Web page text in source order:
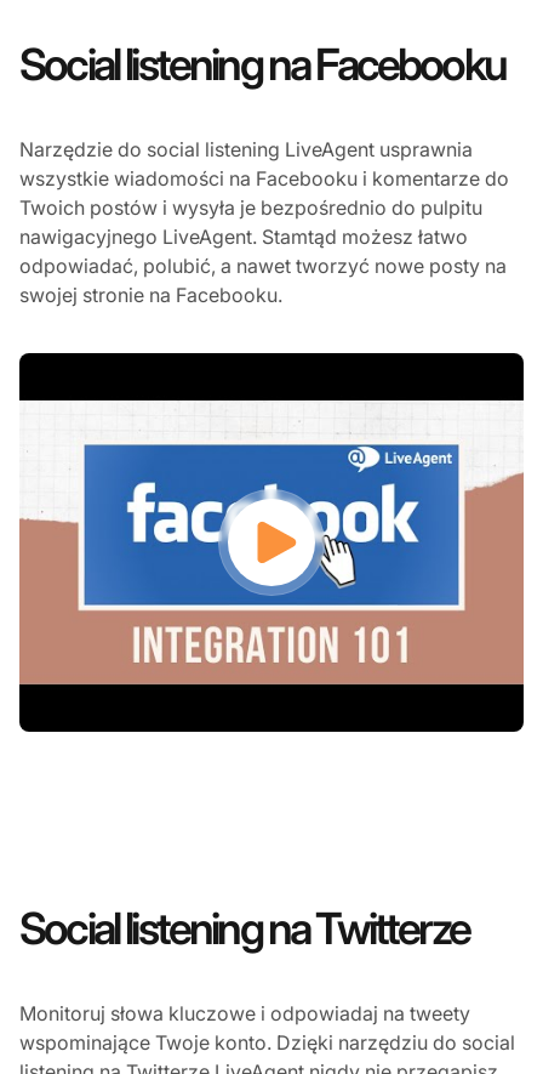
Social listening na Facebooku
Narzędzie do social listening LiveAgent usprawnia
wszystkie wiadomości na Facebooku i komentarze do
Twoich postów i wysyła je bezpośrednio do pulpitu
nawigacyjnego LiveAgent. Stamtąd możesz łatwo
odpowiadać, polubić, a nawet tworzyć nowe posty na
swojej stronie na Facebooku.
Social listening na Twitterze
Monitoruj słowa kluczowe i odpowiadaj na tweety
wspominające Twoje konto. Dzięki narzędziu do social